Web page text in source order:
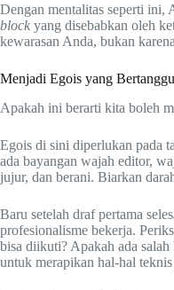
Dengan mentalitas seperti ini,
block yang disebabkan oleh
kewarasan Anda, bukan
Menjadi Egois yang
Apakah ini berarti kita boleh
Egois di sini diperlukan pada
ada bayangan wajah editor,
jujur, dan berani. Biarkan
Baru setelah draf pertama
profesionalisme bekerja.
bisa diikuti? Apakah ada
untuk merapikan hal-hal